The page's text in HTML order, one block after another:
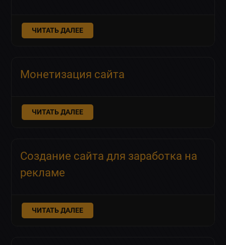
ЧИТАТЬ ДАЛЕЕ
Монетизация сайта
ЧИТАТЬ ДАЛЕЕ
Создание сайта для заработка на
рекламе
ЧИТАТЬ ДАЛЕЕ